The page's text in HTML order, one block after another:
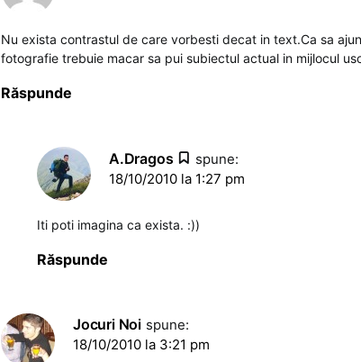
Nu exista contrastul de care vorbesti decat in text.Ca sa
fotografie trebuie macar sa pui subiectul actual in mijlocul
Răspunde
A.Dragos
spune:
18/10/2010 la 1:27 pm
Iti poti imagina ca exista. :))
Răspunde
Jocuri Noi spune:
18/10/2010 la 3:21 pm